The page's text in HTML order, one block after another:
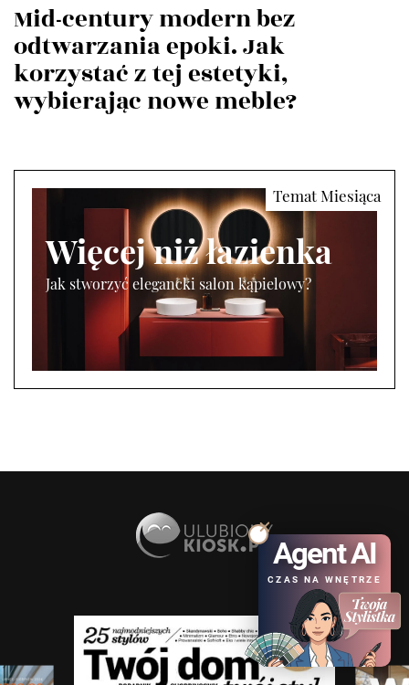
Mid-century modern bez
odtwarzania epoki. Jak
korzystać z tej estetyki,
wybierając nowe meble?
Więcej niż łazienka
Jak stworzyć elegancki salon kąpielowy?
Agent AI
CZAS NA WNĘTRZE